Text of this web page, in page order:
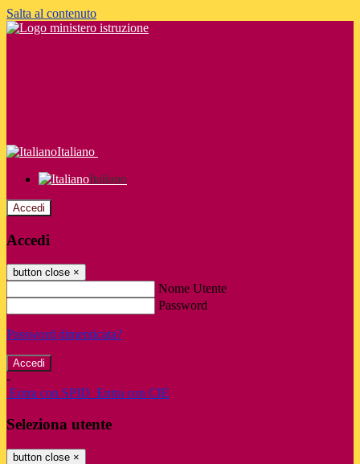
Salta al contenuto
Italiano
Italiano
Accedi
Accedi
button close ×
Nome Utente
Password
Password dimenticata?
-
Entra con SPID Entra con CIE
Seleziona utente
button close ×